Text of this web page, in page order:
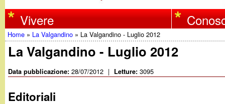
w
w
w
.
Vivere
Tu
sei
Home » La Valgandino » La Valgandino - Luglio 2012
La Valgandino - Luglio 2012
Data pubblicazione:28/07/2012 | Letture:3095
Editoriali